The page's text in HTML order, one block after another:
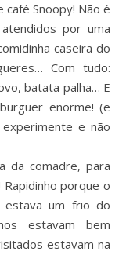
Snoopy! Não é
por uma
caseira do
Com tudo:
batata palha… E
enorme! (e
experimente e não
da comadre, para
porque o
estava um frio do
estavam bem
estavam na